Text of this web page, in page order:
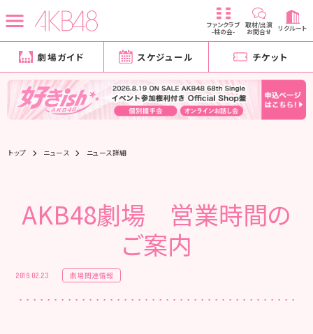
ファンクラブ
-柱の会-
取材/出演
お問合せ リクルート
劇場ガイド スケジュール チケット
トップ ニュース ニュース詳細
AKB48劇場 営業時間の
ご案内
2019.02.23 劇場関連情報